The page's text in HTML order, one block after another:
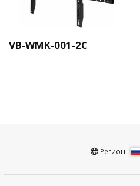
VB-WMK-001-2C
Регион :